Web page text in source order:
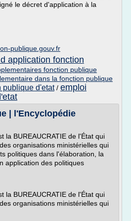
le décret d'application à la
publique.gouv.fr
application fonction
fonction publique
dans la fonction publique
publique d'etat/ emploi
| l'Encyclopédie
la BUREAUCRATIE de l'État qui
organisations ministérielles qui
politiques dans l'élaboration, la
application des politiques
la BUREAUCRATIE de l'État qui
organisations ministérielles qui